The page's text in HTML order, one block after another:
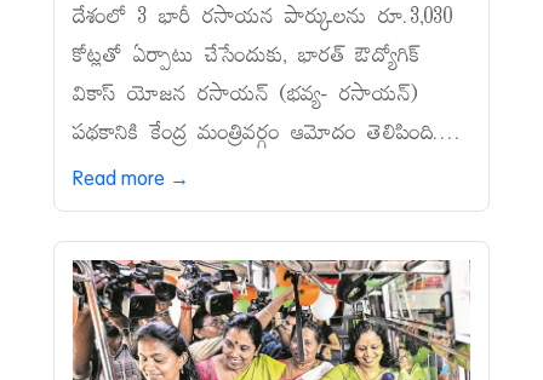
దేశంలో 3 భారీ రసాయన పార్కులను రూ.3,030
కోట్లతో ఏర్పాటు చేసేందుకు, భారత్‌ ఔద్యోగిక్‌
వికాస్‌ యోజన రసాయన్‌ (భవ్య- రసాయన్‌)
పథకానికి కేంద్ర మంత్రివర్గం ఆమోదం తెలిపింది....
Read more →